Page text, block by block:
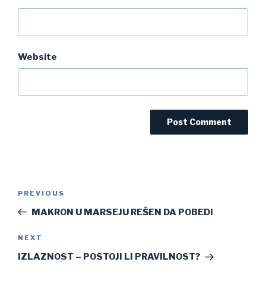
Website
Previous
Post
PREVIOUS
MAKRON U MARSEJU REŠEN DA POBEDI
Next
Post
NEXT
IZLAZNOST – POSTOJI LI PRAVILNOST?